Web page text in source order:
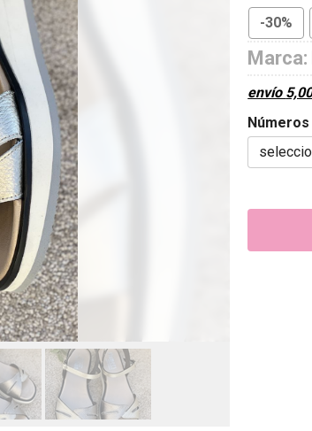
-30%
Marca:
envío
Números